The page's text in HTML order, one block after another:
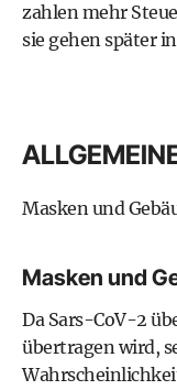
zahlen mehr
sie gehen später
Masken und
Masken und
Da Sars-CoV-2
übertragen wird,